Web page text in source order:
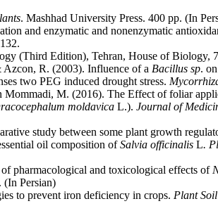
. Mashhad University Press. 400 pp. (In
and enzymatic and nonenzymatic
(Third Edition), Tehran, House of Biology,
R. (2003). Influence of a Bacillus sp.
two PEG induced drought stress.
M. (2016). The Effect of foliar
moldavica L.). Journal of
study between some plant growth
oil composition ofSalvia officinalis L.
pharmacological and toxicological effects of
(In Persian)
to prevent iron deficiency in crops. Plant